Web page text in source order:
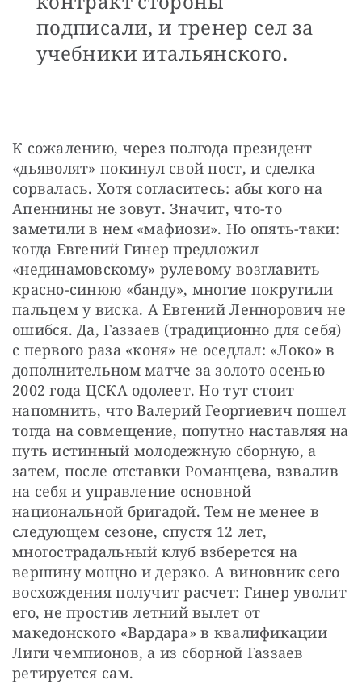
подписали, и тренер сел за
учебники итальянского.
К сожалению, через полгода президент
«дьяволят» покинул свой пост, и сделка
сорвалась. Хотя согласитесь: абы кого на
Апеннины не зовут. Значит, что-то
заметили в нем «мафиози». Но опять-таки:
когда Евгений Гинер предложил
«нединамовскому» рулевому возглавить
красно-синюю «банду», многие покрутили
пальцем у виска. А Евгений Леннорович не
ошибся. Да, Газзаев (традиционно для себя)
с первого раза «коня» не оседлал: «Локо» в
дополнительном матче за золото осенью
2002 года ЦСКА одолеет. Но тут стоит
напомнить, что Валерий Георгиевич пошел
тогда на совмещение, попутно наставляя на
путь истинный молодежную сборную, а
затем, после отставки Романцева, взвалив
на себя и управление основной
национальной бригадой. Тем не менее в
следующем сезоне, спустя 12 лет,
многострадальный клуб взберется на
вершину мощно и дерзко. А виновник сего
восхождения получит расчет: Гинер уволит
его, не простив летний вылет от
македонского «Вардара» в квалификации
Лиги чемпионов, а из сборной Газзаев
ретируется сам.